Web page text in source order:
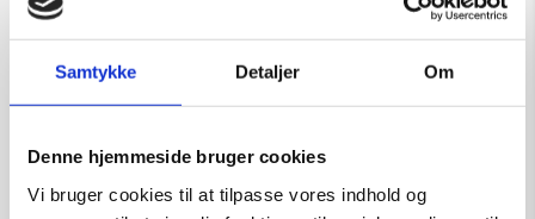
Samtykke Detaljer Om
Denne hjemmeside bruger cookies
Vi bruger cookies til at tilpasse vores indhold og